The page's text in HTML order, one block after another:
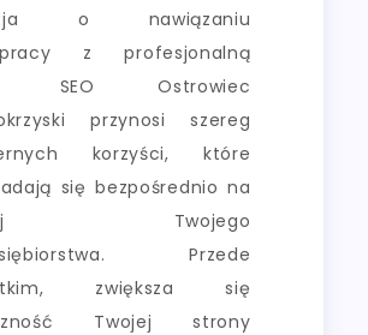
o nawiązaniu
z profesjonalną
SEO Ostrowiec
przynosi szereg
korzyści, które
się bezpośrednio na
Twojego
Przede
zwiększa się
Twojej strony